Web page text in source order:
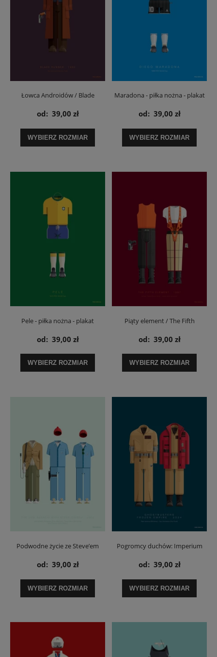
Łowca Androidów / Blade
Runner Rick Deckard - plakat
od: 39,00 zł
WYBIERZ ROZMIAR
Maradona - piłka nożna - plakat
od: 39,00 zł
WYBIERZ ROZMIAR
Pele - piłka nożna - plakat
od: 39,00 zł
WYBIERZ ROZMIAR
Piąty element / The Fifth
Element - plakat
od: 39,00 zł
WYBIERZ ROZMIAR
Podwodne życie ze Steve’em
Zissou / The Life Aquatic / Steve,
Ned i Jane- plakat
od: 39,00 zł
WYBIERZ ROZMIAR
Pogromcy duchów: Imperium
lodu / Ghostbusters: Frozen
Empire - plakat
od: 39,00 zł
WYBIERZ ROZMIAR